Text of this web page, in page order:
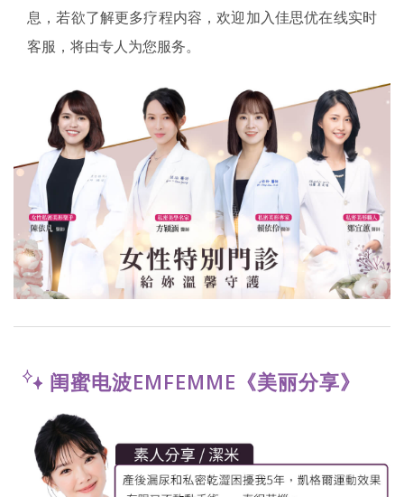
息，若欲了解更多疗程内容，欢迎加入佳思优在线实时
客服，将由专人为您服务。
闺蜜电波EMFEMME《美丽分享》